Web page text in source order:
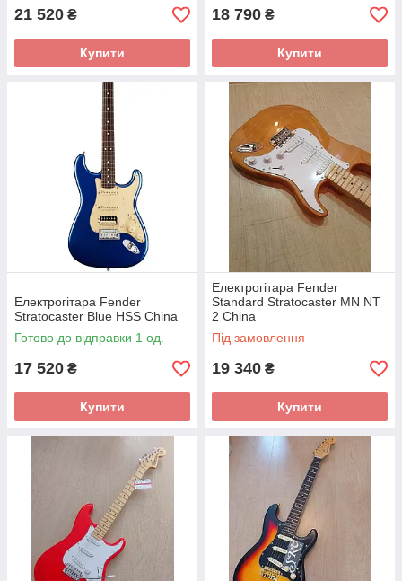
21 520 ₴
Купити
18 790 ₴
Купити
Електрогітара Fender
Stratocaster Blue HSS China
Готово до відправки 1 од.
17 520 ₴
Купити
Електрогітара Fender
Standard Stratocaster MN NT
2 China
Під замовлення
19 340 ₴
Купити